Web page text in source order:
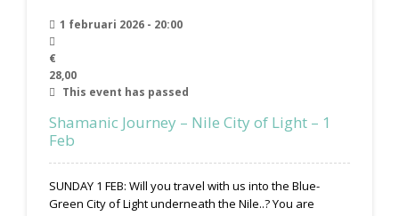
1 februari 2026 - 20:00
€
28,00
This event has passed
Shamanic Journey – Nile City of Light – 1
Feb
SUNDAY 1 FEB: Will you travel with us into the Blue-
Green City of Light underneath the Nile..? You are